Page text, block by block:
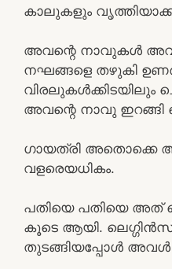
കാലുകളും
അവന്റെ നാവുകൾ
നഘങ്ങളെ തഴുകി
വിരലുകൾക്കിടയിലും
അവന്റെ നാവു ഇറങ്ങി
ഗായത്രി അതൊക്കെ
വളരെയധികം.
പതിയെ പതിയെ അത്
കൂടെ ആയി.
തുടങ്ങിയപ്പോൾ അവൾ